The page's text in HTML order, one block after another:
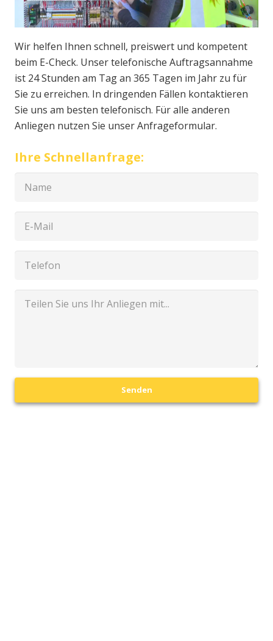
Wir helfen Ihnen schnell, preiswert und kompetent
beim E-Check. Unser telefonische Auftragsannahme
ist 24 Stunden am Tag an 365 Tagen im Jahr zu für
Sie zu erreichen. In dringenden Fällen kontaktieren
Sie uns am besten telefonisch. Für alle anderen
Anliegen nutzen Sie unser Anfrageformular.
Ihre Schnellanfrage:
Senden